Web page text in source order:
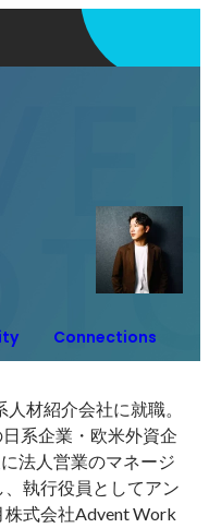
Connections
材紹介会社に就職。
系企業・欧米外資企
法人営業のマネージ
執行役員としてアン
式会社Advent Work